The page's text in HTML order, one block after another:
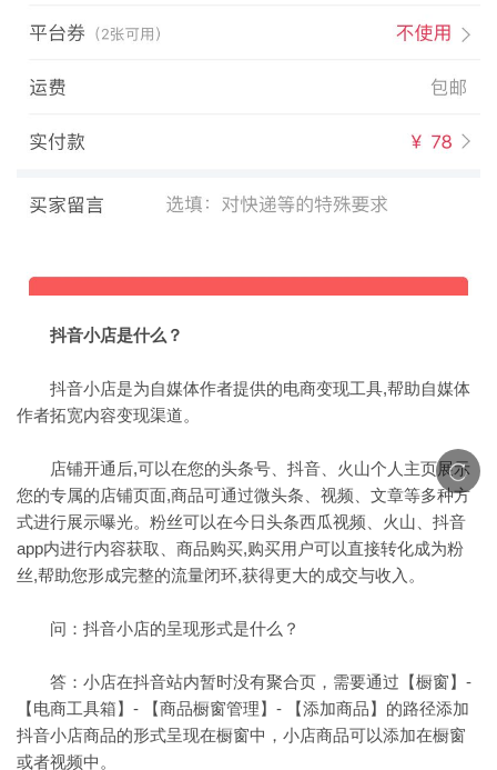
抖音小店是什么？
抖音小店是为自媒体作者提供的电商变现工具,帮助自媒体
作者拓宽内容变现渠道。
店铺开通后,可以在您的头条号、抖音、火山个人主页展示
您的专属的店铺页面,商品可通过微头条、视频、文章等多种方
式进行展示曝光。粉丝可以在今日头条西瓜视频、火山、抖音
app内进行内容获取、商品购买,购买用户可以直接转化成为粉
丝,帮助您形成完整的流量闭环,获得更大的成交与收入。
问：抖音小店的呈现形式是什么？
答：小店在抖音站内暂时没有聚合页，需要通过【橱窗】-
【电商工具箱】- 【商品橱窗管理】- 【添加商品】的路径添加
抖音小店商品的形式呈现在橱窗中，小店商品可以添加在橱窗
或者视频中。